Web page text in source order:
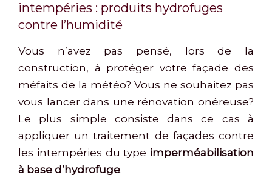
intempéries : produits hydrofuges
contre l’humidité
Vous n’avez pas pensé, lors de la
construction, à protéger votre façade des
méfaits de la météo? Vous ne souhaitez pas
vous lancer dans une rénovation onéreuse?
Le plus simple consiste dans ce cas à
appliquer un traitement de façades contre
les intempéries du type imperméabilisation
à base d’hydrofuge.